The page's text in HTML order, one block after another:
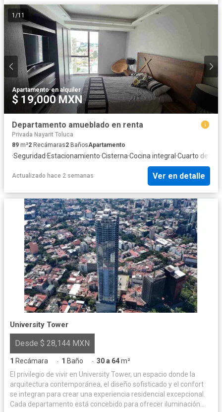
1 /11
Apartamento·en alquiler
$ 19,000 MXN
Departamento amueblado en renta
Privada Nayarit Toluca
89 m²2 Recámaras2 BañosApartamento
·Seguridad·Estacionamiento·Cisterna·Cocina integral·Cuarto de
Actualizado hace 2 semanas Ver en detalle
University Tower
Desde $ 28,144 MXN
1 Recámara · 1 Baño · 30 a 64m²
El privilegio de vivir en University Tower, un espacio donde la
arquitectura contemporánea, el diseño sofisticado y el confort
se integran para crear una experiencia residencial excepcional.
Cada departamento está concebido para ofrecer iluminación